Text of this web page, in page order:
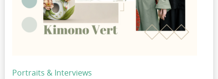
Portraits & Interviews